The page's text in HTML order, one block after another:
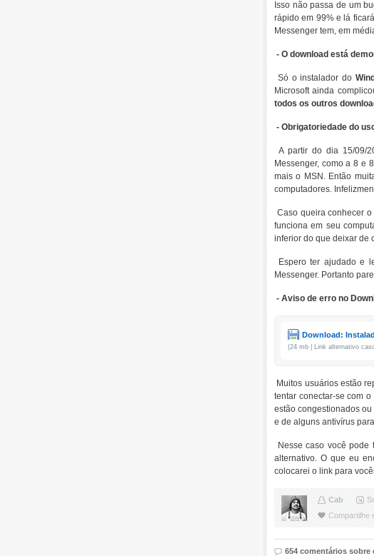
Isso não passa de um
rápido em 99% e lá
Messenger tem, em
- O download está
Só o instalador do
Microsoft ainda
todos os outros
- Obrigatoriedade do
A partir do dia 15/09/
Messenger, como a 8 e
mais o MSN. Então
computadores.
Caso queira conhecer
funciona em seu
inferior do que deixar de
Espero ter ajudado e
Messenger. Portanto
- Aviso de erro no
Download:
(24 mb | Link alternativo
Muitos usuários estão
tentar conectar-se com o
estão congestionados
e de alguns antivírus
Nesse caso você
alternativo. O que eu
colocarei o link para
Cab
Compartilhe
654 comentários sobre